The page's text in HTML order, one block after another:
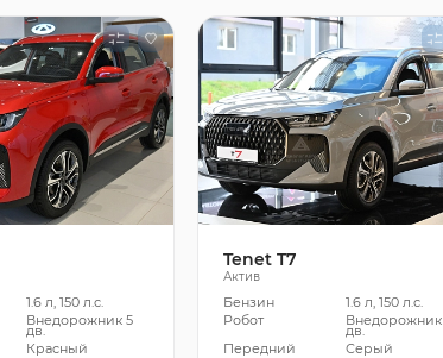
1.6 л, 150 л.с.
Внедорожник 5
дв.
Красный
Tenet T7
Актив
Бензин
1.6 л, 150 л.с.
Робот
Внедорожник
дв.
Передний
Серый